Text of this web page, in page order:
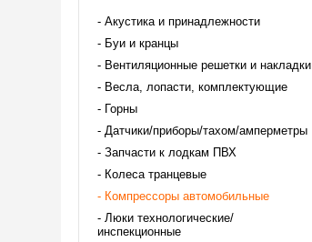
Акустика и принадлежности
Буи и кранцы
Вентиляционные решетки и накладки
Весла, лопасти, комплектующие
Горны
Датчики/приборы/тахом/амперметры
Запчасти к лодкам ПВХ
Колеса транцевые
Компрессоры автомобильные
Люки технологические/
инспекционные